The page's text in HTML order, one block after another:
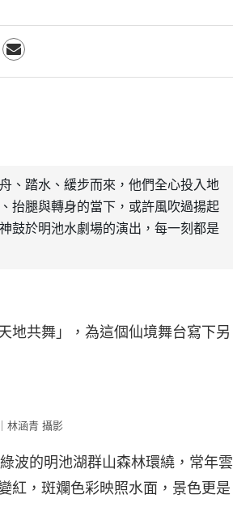
、踏水、緩步而來，他們全心投入地
抬腿與轉身的當下，或許風吹過揚起
鼓於明池水劇場的演出，每一刻都是
地共舞」，為這個仙境舞台寫下另
林涵青 攝影
波的明池湖群山森林環繞，常年雲
紅，斑斕色彩映照水面，景色更是